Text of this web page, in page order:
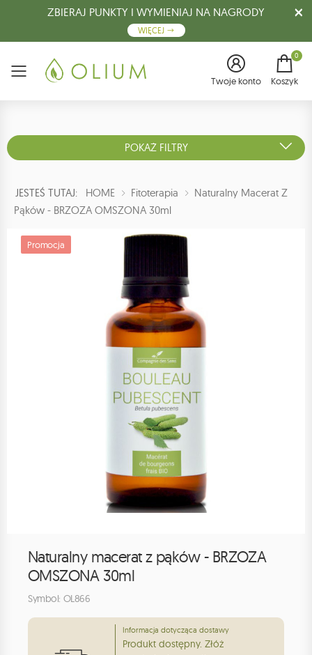
ZBIERAJ PUNKTY I WYMIENIAJ NA NAGRODY
WIĘCEJ
Menu Twoje konto
0
Koszyk
POKAŻ FILTRY
JESTEŚ TUTAJ: HOME Fitoterapia
Naturalny Macerat Z
Pąków - BRZOZA OMSZONA 30ml
Promocja
Naturalny macerat z pąków - BRZOZA
OMSZONA 30ml
Symbol: OL866
Informacja dotycząca dostawy
Produkt dostępny. Złóż